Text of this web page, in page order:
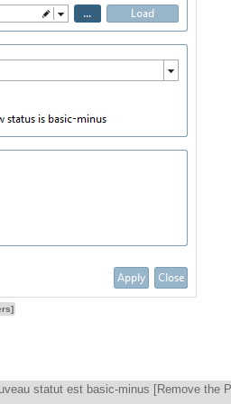
statut est basic-minus [Remove the